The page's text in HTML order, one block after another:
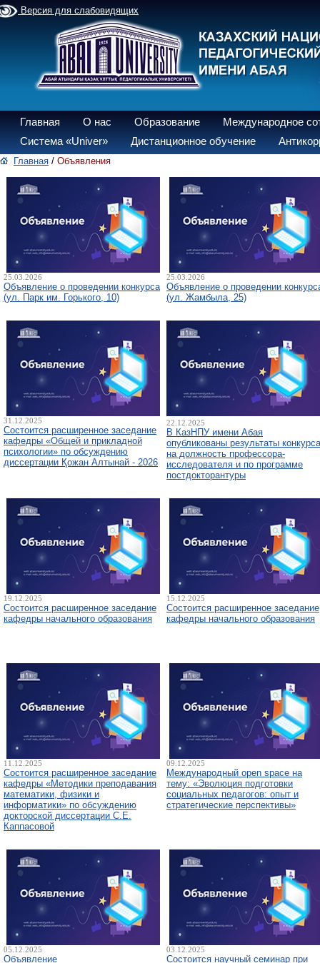
Версия для слабовидящих
Главная О нас Образование
Международное
Система «Univer»
Дистанционное обучение
Главная / Объявления
25.03.2026
Объявление о проведении конкурса
(ул. Парк им. Горького, 10)
25.03.2026
Объявление о проведении
(ул. Жамбыла, 25)
31.12.2025
Состоится расширенное заседание
кафедры «Общей и прикладной
психологии» по обсуждению
диссертации Қожан Алтынай - 2026
22.12.2025
В КазНПУ имени Абая
опубликованы результаты конкурса
на должность профессора-
исследователя и по программе
постдокторантуры
19.12.2025
Состоится расширенное заседание
кафедры начального образования
15.12.2025
Состоится расширенное заседание
кафедры начального образования
11.12.2025
Состоится расширенное заседание
кафедры «Методики преподавания
математики, физики и
информатики» по обсуждению
докторской диссертации С.Е.
Каппасовой
09.12.2025
Международный open space на
тему: «Эволюция подготовки
социальных педагогов: опыт и
стратегические перспективы»
05.12.2025
Объявление
03.12.2025
Состоится научный семинар при